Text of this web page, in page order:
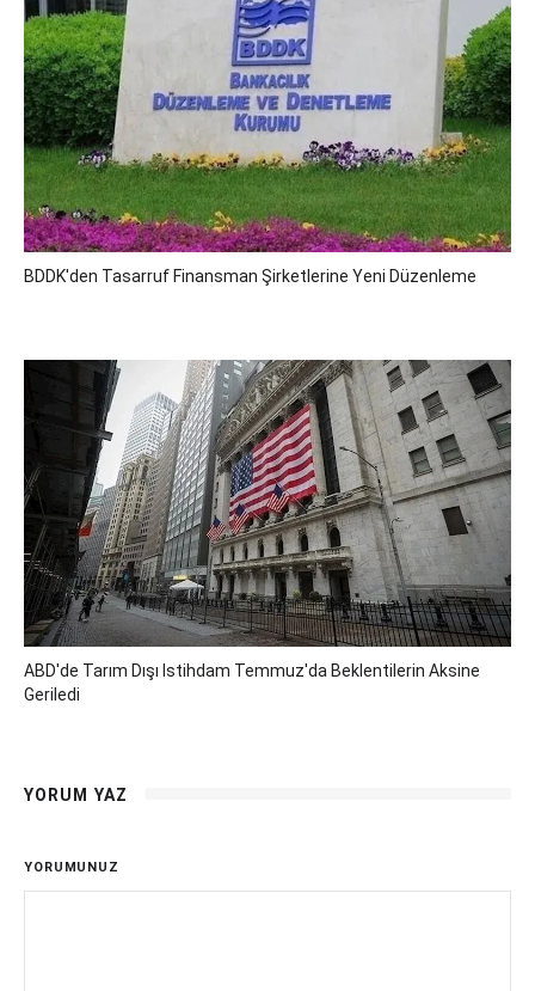
BDDK'den Tasarruf Finansman Şirketlerine Yeni Düzenleme
ABD'de Tarım Dışı Istihdam Temmuz'da Beklentilerin Aksine
Geriledi
YORUM YAZ
YORUMUNUZ